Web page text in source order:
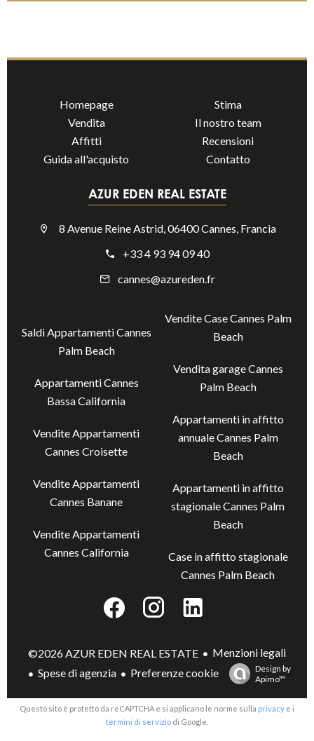
Homepage
Vendita
Affitti
Guida all'acquisto
Stima
Il nostro team
Recensioni
Contatto
AZUR EDEN REAL ESTATE
8 Avenue Reine Astrid, 06400 Cannes, Francia
+33 4 93 94 09 40
cannes@azureden.fr
Saldi Appartamenti Cannes
Palm Beach
Appartamenti Cannes
Bassa California
Vendite Appartamenti
Cannes Croisette
Vendite Appartamenti
Cannes Banane
Vendite Appartamenti
Cannes California
Vendite Case Cannes Palm
Beach
Vendita garage Cannes
Palm Beach
Appartamenti in affitto
annuale Cannes Palm
Beach
Appartamenti in affitto
stagionale Cannes Palm
Beach
Case in affitto stagionale
Cannes Palm Beach
©2026 AZUR EDEN REAL ESTATE
Menzioni legali
Spese di agenzia
Preferenze cookie
Design by
Apimo™
Questo sito è protetto da reCAPTCHA e si applicano le norme sulla privacy e i
termini di servizio di Google.